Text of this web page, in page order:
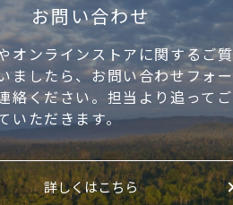
お問い合わせ
オンラインストアに関するご質
ましたら、お問い合わせフォー
絡ください。担当より追ってご
いただきます。
詳しくはこちら